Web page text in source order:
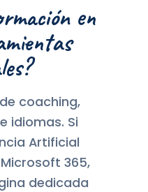
en
coaching,
idiomas. Si
Artificial
365,
dedicada